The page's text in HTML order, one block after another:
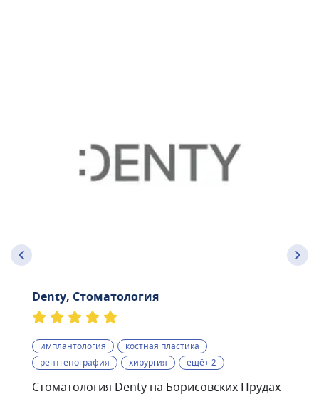
Denty, Стоматология
имплантология
костная пластика
рентгенография
хирургия ещё+ 2
Стоматология Denty на Борисовских Прудах